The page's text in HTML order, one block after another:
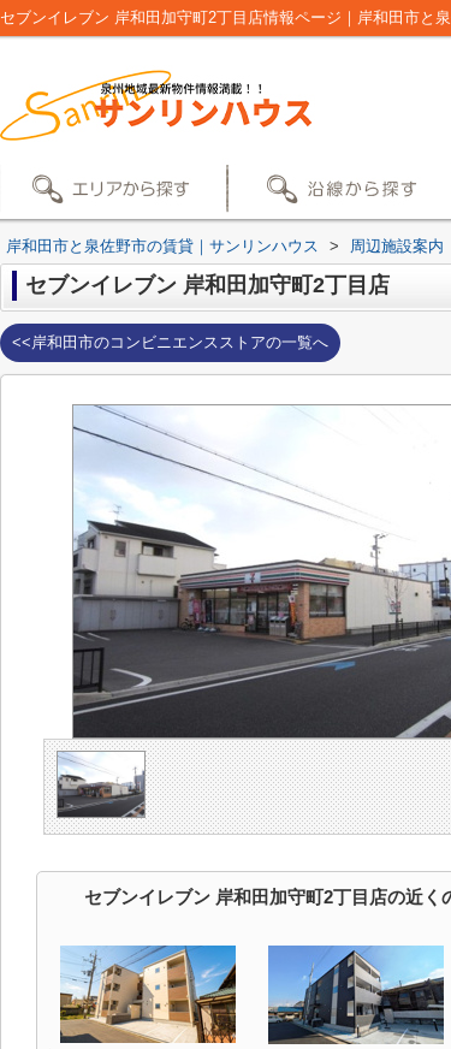
セブンイレブン 岸和田加守町2丁目店情報ページ｜岸和田市と
岸和田市と泉佐野市の賃貸｜サンリンハウス > 周辺施設案内
セブンイレブン 岸和田加守町2丁目店
<<岸和田市のコンビニエンスストアの一覧へ
セブンイレブン 岸和田加守町2丁目店の近く